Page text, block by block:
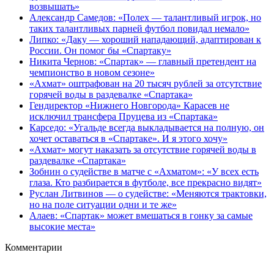
возвышать»
Александр Самедов: «Полех — талантливый игрок, но
таких талантливых парней футбол повидал немало»
Липко: «Даку — хороший нападающий, адаптирован к
России. Он помог бы «Спартаку»
Никита Чернов: «Спартак» — главный претендент на
чемпионство в новом сезоне»
«Ахмат» оштрафован на 20 тысяч рублей за отсутствие
горячей воды в раздевалке «Спартака»
Гендиректор «Нижнего Новгорода» Карасев не
исключил трансфера Пруцева из «Спартака»
Карседо: «Угальде всегда выкладывается на полную, он
хочет оставаться в «Спартаке». И я этого хочу»
«Ахмат» могут наказать за отсутствие горячей воды в
раздевалке «Спартака»
Зобнин о судействе в матче с «Ахматом»: «У всех есть
глаза. Кто разбирается в футболе, все прекрасно видят»
Руслан Литвинов — о судействе: «Меняются трактовки,
но на поле ситуации одни и те же»
Алаев: «Спартак» может вмешаться в гонку за самые
высокие места»
Комментарии